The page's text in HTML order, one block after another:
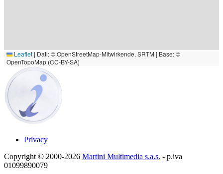
Leaflet | Dati: © OpenStreetMap-Mitwirkende, SRTM | Base: ©
OpenTopoMap (CC-BY-SA)
Privacy
Copyright © 2000-2026 Martini Multimedia s.a.s. - p.iva
01099890079